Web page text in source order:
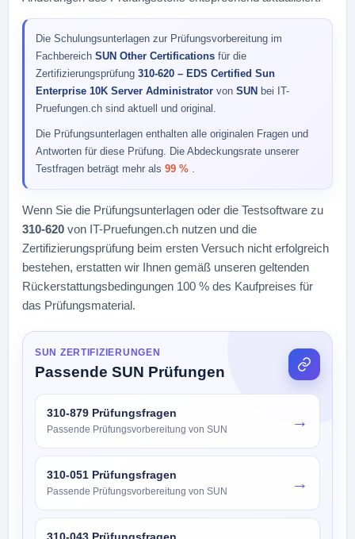
Die Schulungsunterlagen zur Prüfungsvorbereitung im
Fachbereich SUN Other Certifications für die
Zertifizierungsprüfung 310-620 – EDS Certified Sun
Enterprise 10K Server Administrator von SUN bei IT-
Pruefungen.ch sind aktuell und original.
Die Prüfungsunterlagen enthalten alle originalen Fragen und
Antworten für diese Prüfung. Die Abdeckungsrate unserer
Testfragen beträgt mehr als 99 % .
Wenn Sie die Prüfungsunterlagen oder die Testsoftware zu
310-620 von IT-Pruefungen.ch nutzen und die
Zertifizierungsprüfung beim ersten Versuch nicht erfolgreich
bestehen, erstatten wir Ihnen gemäß unseren geltenden
Rückerstattungsbedingungen 100 % des Kaufpreises für
das Prüfungsmaterial.
SUN ZERTIFIZIERUNGEN
Passende SUN Prüfungen
310-879 Prüfungsfragen
Passende Prüfungsvorbereitung von SUN →
310-051 Prüfungsfragen
Passende Prüfungsvorbereitung von SUN →